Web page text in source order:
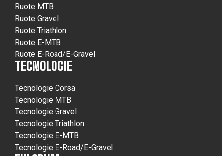
Ruote MTB
Ruote Gravel
Ruote Triathlon
Ruote E-MTB
Ruote E-Road/E-Gravel
TECNOLOGIE
Tecnologie Corsa
Tecnologie MTB
Tecnologie Gravel
Tecnologie Triathlon
Tecnologie E-MTB
Tecnologie E-Road/E-Gravel